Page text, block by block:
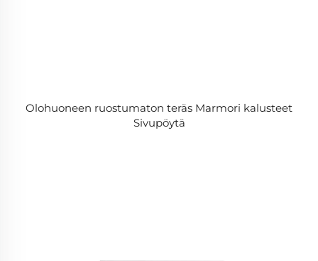
Olohuoneen ruostumaton teräs Marmori kalusteet
Sivupöytä